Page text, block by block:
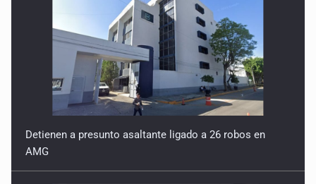
Detienen a presunto asaltante ligado a 26 robos en
AMG